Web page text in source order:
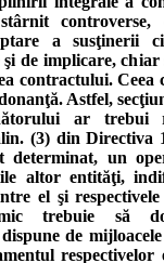
a susţinerii
de implicare,
contractului. Ceea
Astfel,
ar
(3) din Directiva
determinat, un
altor entităţi,
el şi
trebuie să
de
respectivelor